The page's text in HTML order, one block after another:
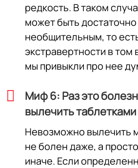
редкость. В таком
может быть
необщительным, то
экстравертности в том
мы привыкли про нее
Миф 6: Раз это
вылечить таблетками
Невозможно вылечить
не болен даже, а
иначе. Если